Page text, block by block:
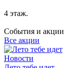
4 этаж.
События и акции
Все акции
Новости